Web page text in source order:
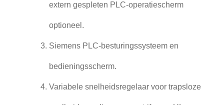
extern gespleten PLC-operatiescherm
optioneel.
Siemens PLC-besturingssysteem en
bedieningsscherm.
Variabele snelheidsregelaar voor trapsloze